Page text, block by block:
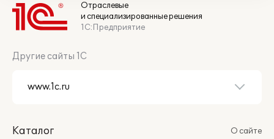
Отраслевые
и специализированные решения
1С:Предприятие
Другие сайты 1С
Каталог
О сайте